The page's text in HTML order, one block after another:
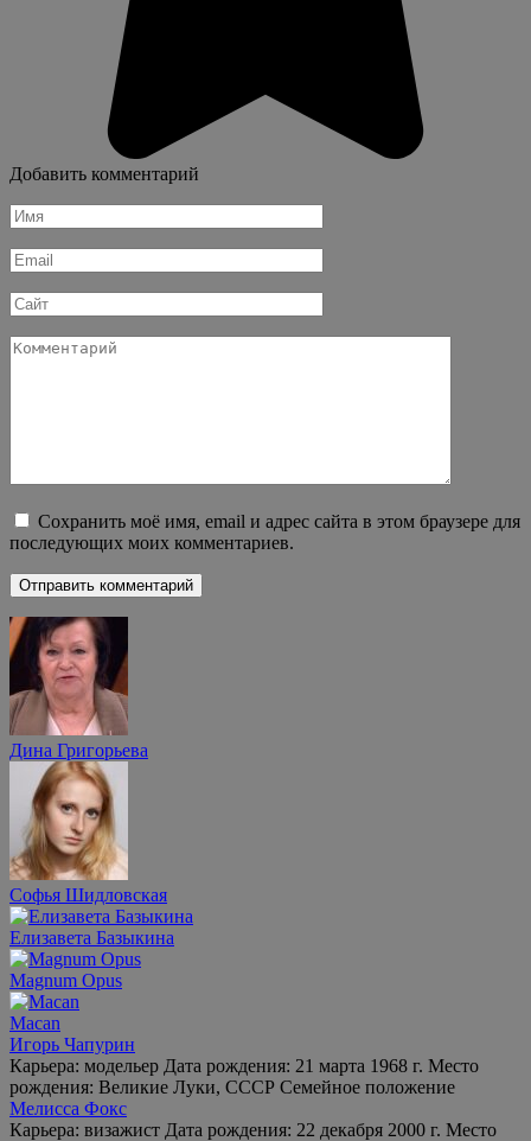
Добавить комментарий
Имя
*
Email
*
Сайт
Комментарий
Сохранить моё имя, email и адрес сайта в этом браузере для
последующих моих комментариев.
Дина Григорьева
Софья Шидловская
Елизавета Базыкина
Magnum Opus
Macan
Игорь Чапурин
Карьера: модельер Дата рождения: 21 марта 1968 г. Место
рождения: Великие Луки, СССР Семейное положение
Мелисса Фокс
Карьера: визажист Дата рождения: 22 декабря 2000 г. Место